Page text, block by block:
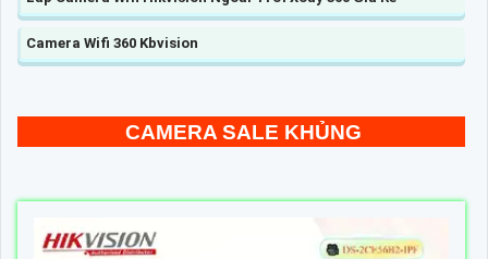
Camera Wifi 360 Kbvision
CAMERA SALE KHỦNG